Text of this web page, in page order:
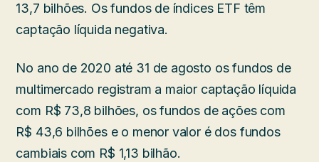
13,7 bilhões. Os fundos de índices ETF têm
captação líquida negativa.
No ano de 2020 até 31 de agosto os fundos de
multimercado registram a maior captação líquida
com R$ 73,8 bilhões, os fundos de ações com
R$ 43,6 bilhões e o menor valor é dos fundos
cambiais com R$ 1,13 bilhão.